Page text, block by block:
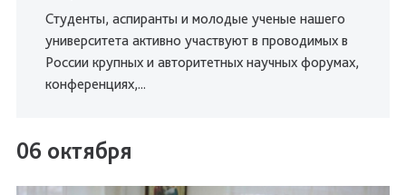
Студенты, аспиранты и молодые ученые нашего
университета активно участвуют в проводимых в
России крупных и авторитетных научных форумах,
конференциях,...
06 октября